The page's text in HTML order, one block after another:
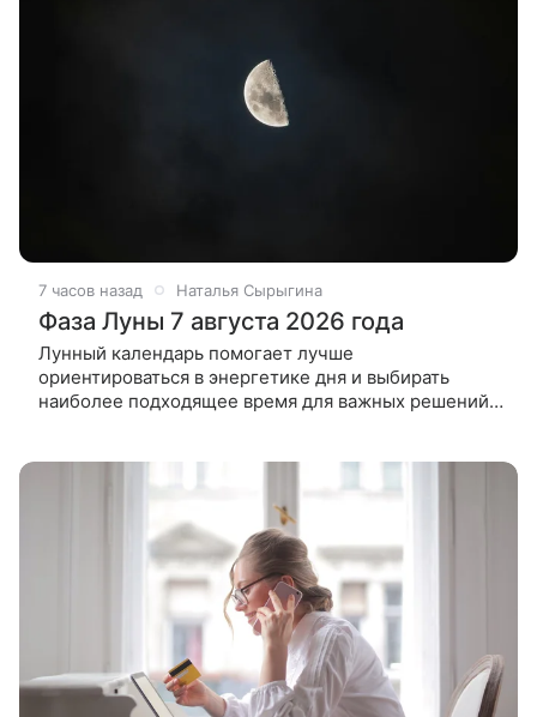
7 часов назад Наталья Сырыгина
Фаза Луны 7 августа 2026 года
Лунный календарь помогает лучше
ориентироваться в энергетике дня и выбирать
наиболее подходящее время для важных решений.